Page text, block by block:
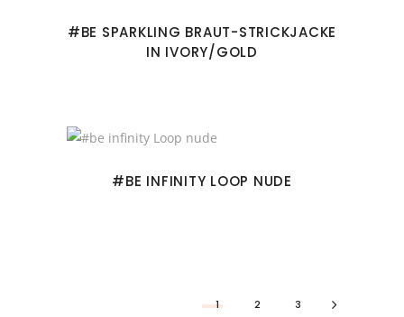
#BE SPARKLING BRAUT-STRICKJACKE
IN IVORY/GOLD
#BE INFINITY LOOP NUDE
1 2 3